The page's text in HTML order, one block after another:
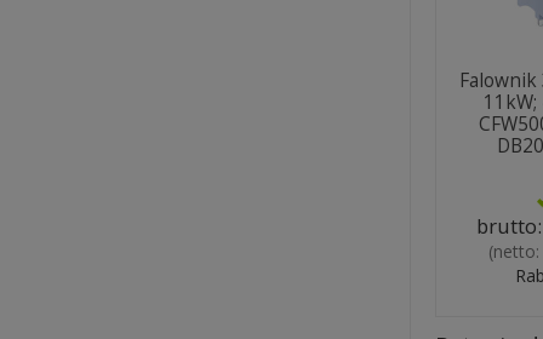
Falownik
11kW;
brutto:
(netto: